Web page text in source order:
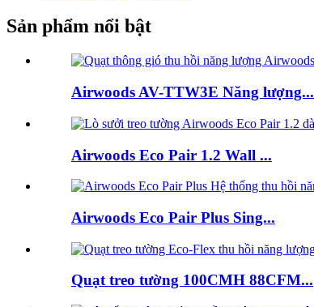
Sản phẩm nổi bật
Airwoods AV-TTW3E Năng lượng...
Airwoods Eco Pair 1.2 Wall ...
Airwoods Eco Pair Plus Sing...
Quạt treo tường 100CMH 88CFM...